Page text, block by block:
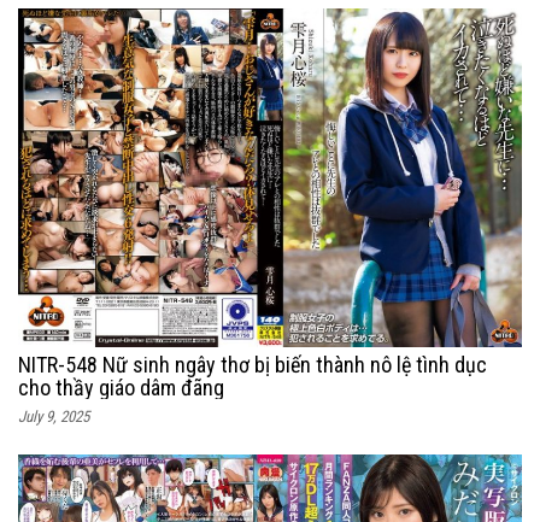
NITR-548 Nữ sinh ngây thơ bị biến thành nô lệ tình dục
cho thầy giáo dâm đãng
July 9, 2025